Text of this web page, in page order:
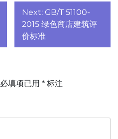
Next: GB/T 51100-
2015 绿色商店建筑评
价标准
必填项已用 * 标注